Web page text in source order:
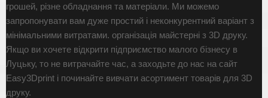
грошей, різне обладнання та матеріали. Ми можемо
запропонувати вам дуже простий і неконкурентний варіант з
мінімальними витратами. організація майстерні з 3D друку.
Якщо ви хочете відкрити підприємство малого бізнесу в
Луцьку, то не витрачайте час, а заходьте до нас на сайт
Easy3Dprint і починайте вивчати асортимент товарів для 3D
друку.